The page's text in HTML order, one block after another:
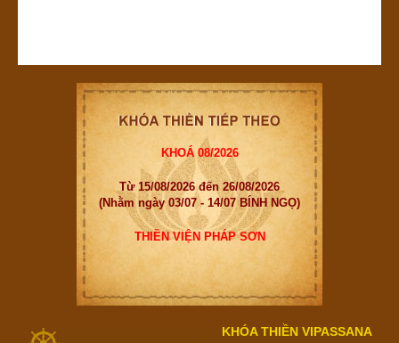
KHOÁ 08/2026
Từ 15/08/2026 đến 26/08/2026
(Nhằm ngày 03/07 - 14/07 BÍNH NGỌ)
THIỀN VIỆN PHÁP SƠN
KHÓA THIỀN VIPASSANA